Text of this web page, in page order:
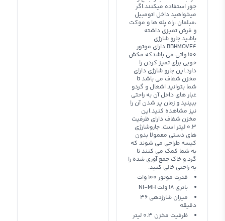
جور استفاده میکنند.اگر
میخواهید داخل اتومبیل
،مبلمان ،راه پله ها و موکت
و فرش تمیزی داشته
باشید.جارو شارژی
BBHMOVE4 دارای موتور
100 واتی می باشدکه مکش
خوبی برای تمیز کردن را
دارد.این جارو شارژی دارای
مخزن شفاف می باشد تا
شما بتوانید اشغال و گردو
غبار های داخل آن به راحتی
ببینید و زمان پر شدن آن را
نیز مشاهده کنید.این
مخزن شفاف دارای ظرفیت
0.3 لیتر است. جاروشارژی
های دستی معمولا بدون
کیسه طراحی می شوند که
به شما کمک می کنند تا
گرد و خاک جمع آوری شده را
به راحتی خالی کنید.
قدرت موتور 100 وات
باتری 18 ولت NI-MH
میزان شارژدهی 36
دقیقه
ظرفیت مخزن 0.3 لیتر